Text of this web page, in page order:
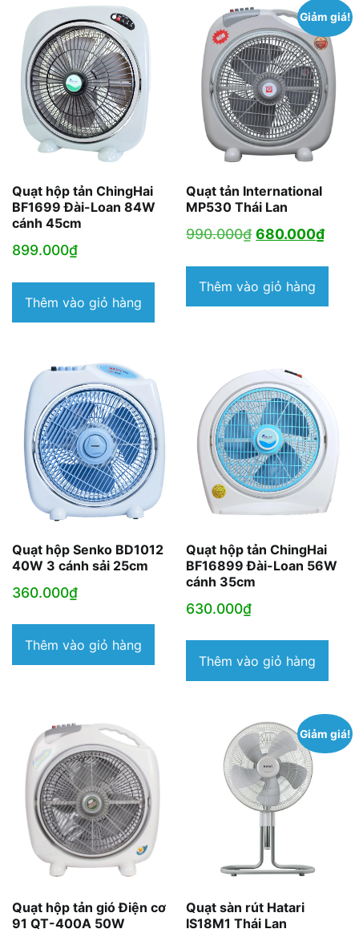
Quạt hộp tản ChingHai
BF1699 Đài-Loan 84W
cánh 45cm
899.000₫
Thêm vào giỏ hàng
Giảm giá!
Quạt tản International
MP530 Thái Lan
990.000₫ Giá
là:
990.000₫.
680.000₫Giá
là:
Thêm vào giỏ hàng
Quạt hộp Senko BD1012
40W 3 cánh sải 25cm
360.000₫
Thêm vào giỏ hàng
Quạt hộp tản ChingHai
BF16899 Đài-Loan 56W
cánh 35cm
630.000₫
Thêm vào giỏ hàng
Quạt hộp tản gió Điện cơ
91 QT-400A 50W
Giảm giá!
Quạt sàn rút Hatari
IS18M1 Thái Lan